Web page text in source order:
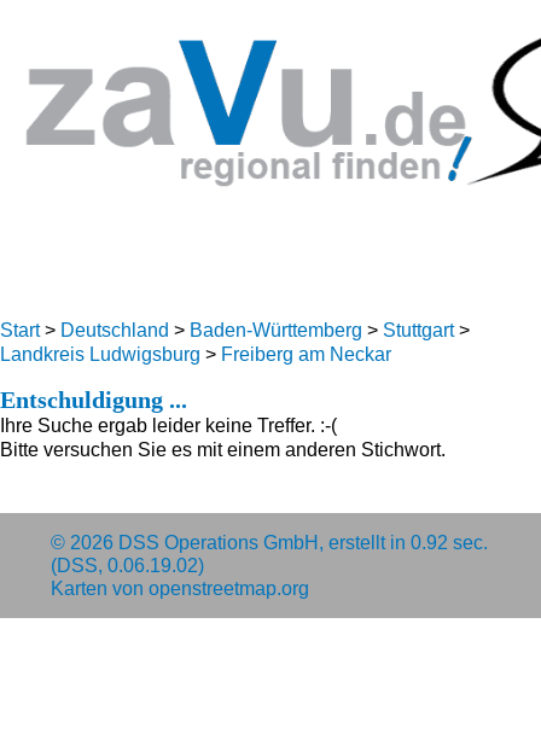
Start> Deutschland > Baden-Württemberg > Stuttgart>
Landkreis Ludwigsburg > Freiberg am Neckar
Entschuldigung ...
Ihre Suche ergab leider keine Treffer. :-(
Bitte versuchen Sie es mit einem anderen Stichwort.
© 2026 DSS Operations GmbH , erstellt in 0.92 sec.
(DSS, 0.06.19.02)
Karten von openstreetmap.org